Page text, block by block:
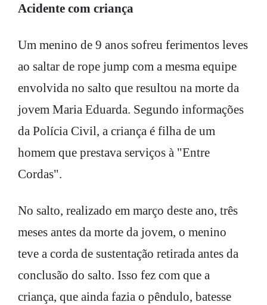
Acidente com criança
Um menino de 9 anos sofreu ferimentos leves
ao saltar de rope jump com a mesma equipe
envolvida no salto que resultou na morte da
jovem Maria Eduarda. Segundo informações
da Polícia Civil, a criança é filha de um
homem que prestava serviços à "Entre
Cordas".
No salto, realizado em março deste ano, três
meses antes da morte da jovem, o menino
teve a corda de sustentação retirada antes da
conclusão do salto. Isso fez com que a
criança, que ainda fazia o pêndulo, batesse